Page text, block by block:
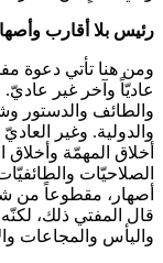
رئيس بلا أقارب
ومن هنا تأتي دعوة
عاديّاً وآخر غير
والطائف والدستور
والدولية. وغير
أخلاق المهمّة
الصلاحيّات
أصهار، مقطوعاً من
قال المفتي ذلك،
واليأس والمجاعات